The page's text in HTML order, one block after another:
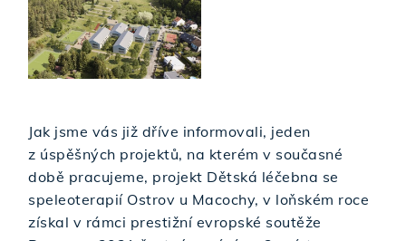
Jak jsme vás již dříve informovali, jeden
z úspěšných projektů, na kterém v současné
době pracujeme, projekt Dětská léčebna se
speleoterapií Ostrov u Macochy, v loňském roce
získal v rámci prestižní evropské soutěže